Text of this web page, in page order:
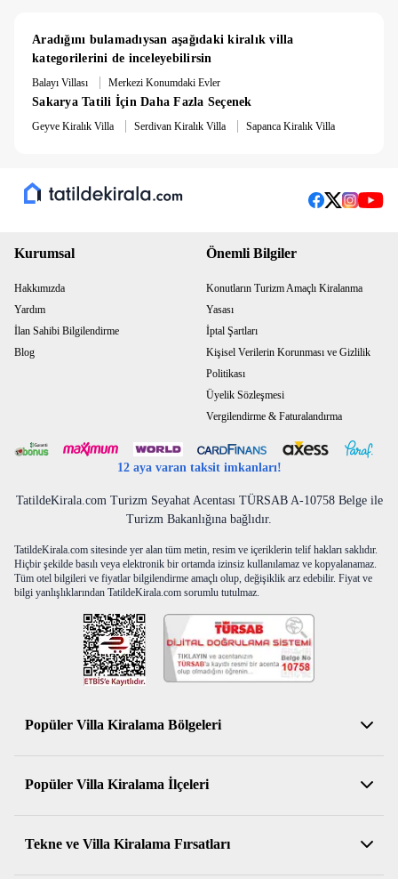
Aradığını bulamadıysan aşağıdaki kiralık villa
kategorilerini de inceleyebilirsin
Balayı Villası | Merkezi Konumdaki Evler
Sakarya Tatili İçin Daha Fazla Seçenek
Geyve Kiralık Villa | Serdivan Kiralık Villa | Sapanca Kiralık Villa
Kurumsal
Hakkımızda
Yardım
İlan Sahibi Bilgilendirme
Blog
Önemli Bilgiler
Konutların Turizm Amaçlı Kiralanma
Yasası
İptal Şartları
Kişisel Verilerin Korunması ve Gizlilik
Politikası
Üyelik Sözleşmesi
Vergilendirme & Faturalandırma
12 aya varan taksit imkanları!
TatildeKirala.com Turizm Seyahat Acentası TÜRSAB A-10758 Belge ile
Turizm Bakanlığına bağlıdır.
TatildeKirala.com sitesinde yer alan tüm metin, resim ve içeriklerin telif hakları saklıdır.
Hiçbir şekilde basılı veya elektronik bir ortamda izinsiz kullanılamaz ve kopyalanamaz.
Tüm otel bilgileri ve fiyatlar bilgilendirme amaçlı olup, değişiklik arz edebilir. Fiyat ve
bilgi yanlışlıklarından TatildeKirala.com sorumlu tutulmaz.
Popüler Villa Kiralama Bölgeleri
Antalya Kiralık Villa
Muğla Kiralık Villa
Aydın Kiralık Villa
İzmir Kiralık Villa
Balıkesir Kiralık Villa
Popüler Villa Kiralama İlçeleri
Kemer Kiralık Villa
Serik Kiralık Villa
Konyaaltı Kiralık Villa
Tekne ve Villa Kiralama Fırsatları